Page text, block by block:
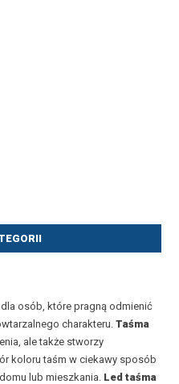
osób, które pragną odmienić
charakteru.Taśma
ale także stworzy
koloru taśm w ciekawy sposób
lub mieszkania. Led taśma